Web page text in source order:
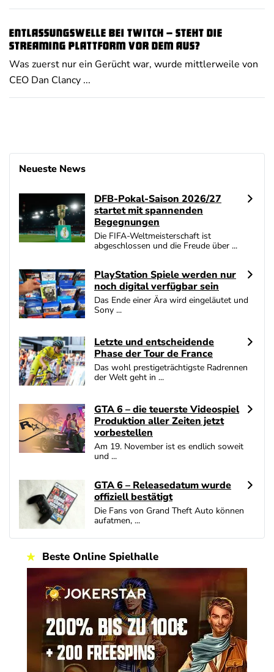
Entlassungswelle bei Twitch – steht die
Streaming Plattform vor dem Aus?
Was zuerst nur ein Gerücht war, wurde mittlerweile von
CEO Dan Clancy ...
Neueste News
DFB-Pokal-Saison 2026/27
startet mit spannenden
Begegnungen
Die FIFA-Weltmeisterschaft ist
abgeschlossen und die Freude über ...
PlayStation Spiele werden nur
noch digital verfügbar sein
Das Ende einer Ära wird eingeläutet und
Sony ...
Letzte und entscheidende
Phase der Tour de France
Das wohl prestigeträchtigste Radrennen
der Welt geht in ...
GTA 6 – die teuerste Videospiel
Produktion aller Zeiten jetzt
vorbestellen
Am 19. November ist es endlich soweit
und ...
GTA 6 – Releasedatum wurde
offiziell bestätigt
Die Fans von Grand Theft Auto können
aufatmen, ...
Beste Online Spielhalle